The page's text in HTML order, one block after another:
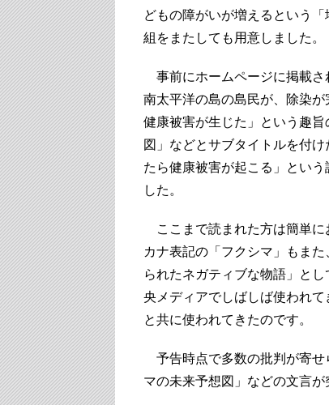
どもの障がいが増えるという
組をまたしても用意しました。
事前にホームページに掲載さ
南太平洋の島の島民が、除染
健康被害が生じた」という趣
図」などとサブタイトルを付
たら健康被害が起こる」とい
した。
ここまで読まれた方は簡単に
カナ表記の「フクシマ」もま
られたネガティブな物語」と
央メディアでしばしば使われ
と共に使われてきたのです。
予告時点で多数の批判が寄せ
マの未来予想図」などの文言が